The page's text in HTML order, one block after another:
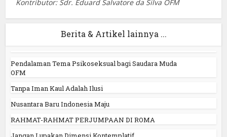
Kontributor: Sdr. Eduard Salvatore da Silva OFM
Berita & Artikel lainnya ...
Pendalaman Tema Psikoseksual bagi Saudara Muda
OFM
Tanpa Iman Kaul Adalah Ilusi
Nusantara Baru Indonesia Maju
RAHMAT-RAHMAT PERJUMPAAN DI ROMA